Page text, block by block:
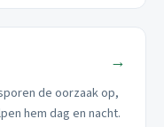
→
de oorzaak op,
hem dag en nacht.